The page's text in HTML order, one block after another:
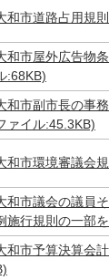
和市道路占用規
和市屋外広告物
:68KB)
和市副市長の事
ァイル:45.3KB)
和市環境審議会
和市議会の議員
施行規則の一部
和市予算決算会